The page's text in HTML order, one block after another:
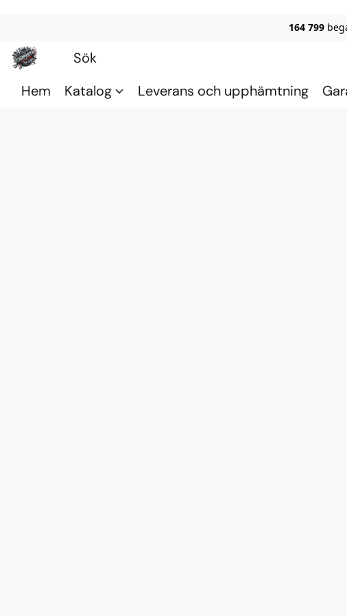
164 799
Hem Katalog Leverans och upphämtning